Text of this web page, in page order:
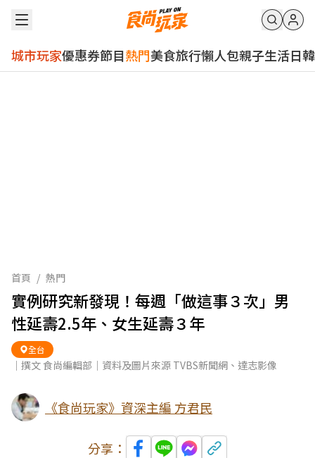
城市玩家優惠券節目熱門美食旅行懶人包親子生活日韓
首頁 / 熱門
實例研究新發現！每週「做這事３次」男
性延壽2.5年、女生延壽３年
全台
｜撰文 食尚編輯部｜資料及圖片來源 TVBS新聞網、達志影像
《食尚玩家》資深主編 方君民
分享：